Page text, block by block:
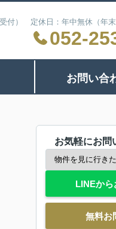
付） 定休日：年中無休（年末
052-
お問い合
お気軽にお問
LINEか
無料お